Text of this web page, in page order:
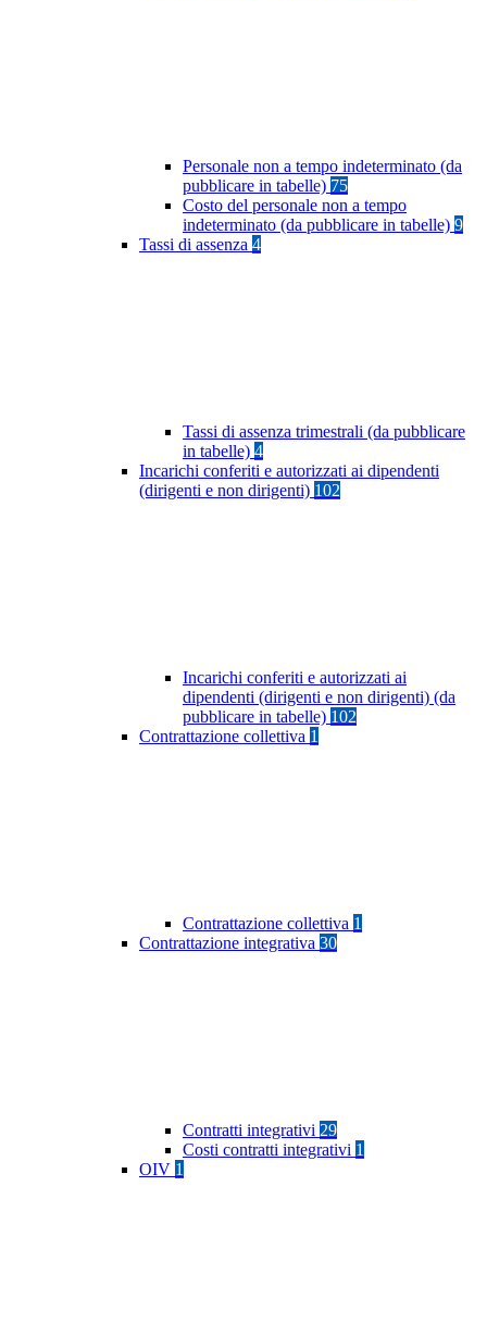
Personale non a tempo indeterminato (da
pubblicare in tabelle) 75
Costo del personale non a tempo
indeterminato (da pubblicare in tabelle) 9
Tassi di assenza 4
Tassi di assenza trimestrali (da pubblicare
in tabelle) 4
Incarichi conferiti e autorizzati ai dipendenti
(dirigenti e non dirigenti) 102
Incarichi conferiti e autorizzati ai
dipendenti (dirigenti e non dirigenti) (da
pubblicare in tabelle) 102
Contrattazione collettiva 1
Contrattazione collettiva 1
Contrattazione integrativa 30
Contratti integrativi 29
Costi contratti integrativi 1
OIV 1